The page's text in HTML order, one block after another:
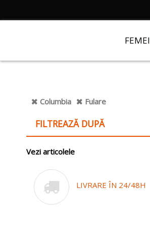
FEMEI
FILTREAZĂ DUPĂ
Columbia Fulare
Vezi articolele
LIVRARE ÎN 24/48H